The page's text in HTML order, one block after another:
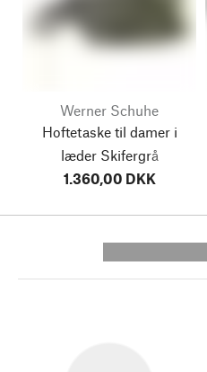
Werner Schuhe
Hoftetaske til damer i
læderSkifergrå
1.360,00 DKK